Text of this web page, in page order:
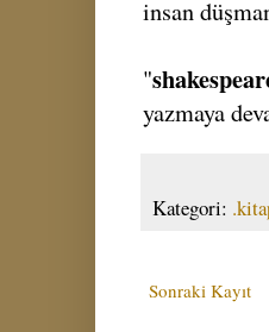
insan
"
yazmaya
Kategori:
Sonraki Kayıt